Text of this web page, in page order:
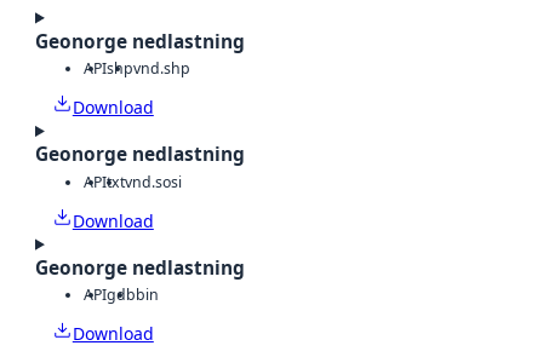
Geonorge nedlastning
APIshpvnd.shp
Download
Geonorge nedlastning
APItxtvnd.sosi
Download
Geonorge nedlastning
APIgdbbin
Download